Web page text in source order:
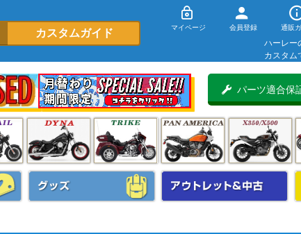
カスタムガイド マイページ 会員登録 通販
ハーレー
カスタム
パーツ適合保